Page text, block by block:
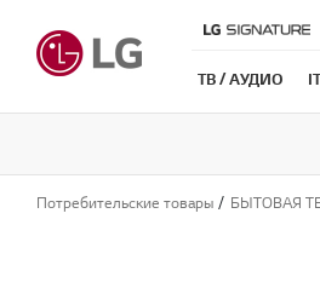
ТВ / АУДИО
Потребительские товары БЫТОВАЯ